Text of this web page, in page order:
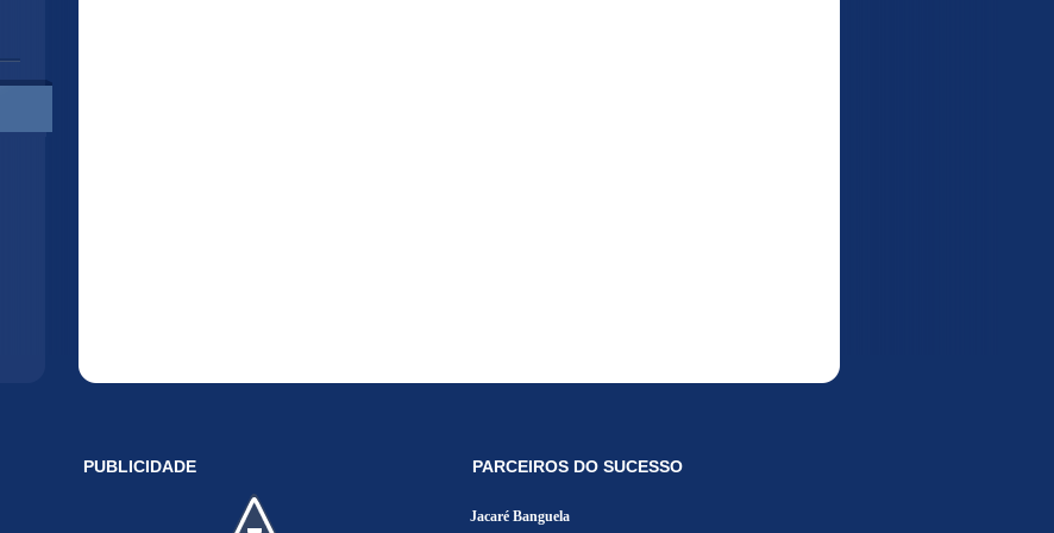
PUBLICIDADE PARCEIROS DO SUCESSO
Jacaré Banguela